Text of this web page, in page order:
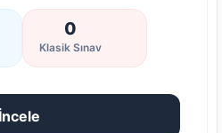
0
Klasik Sınav
İncele